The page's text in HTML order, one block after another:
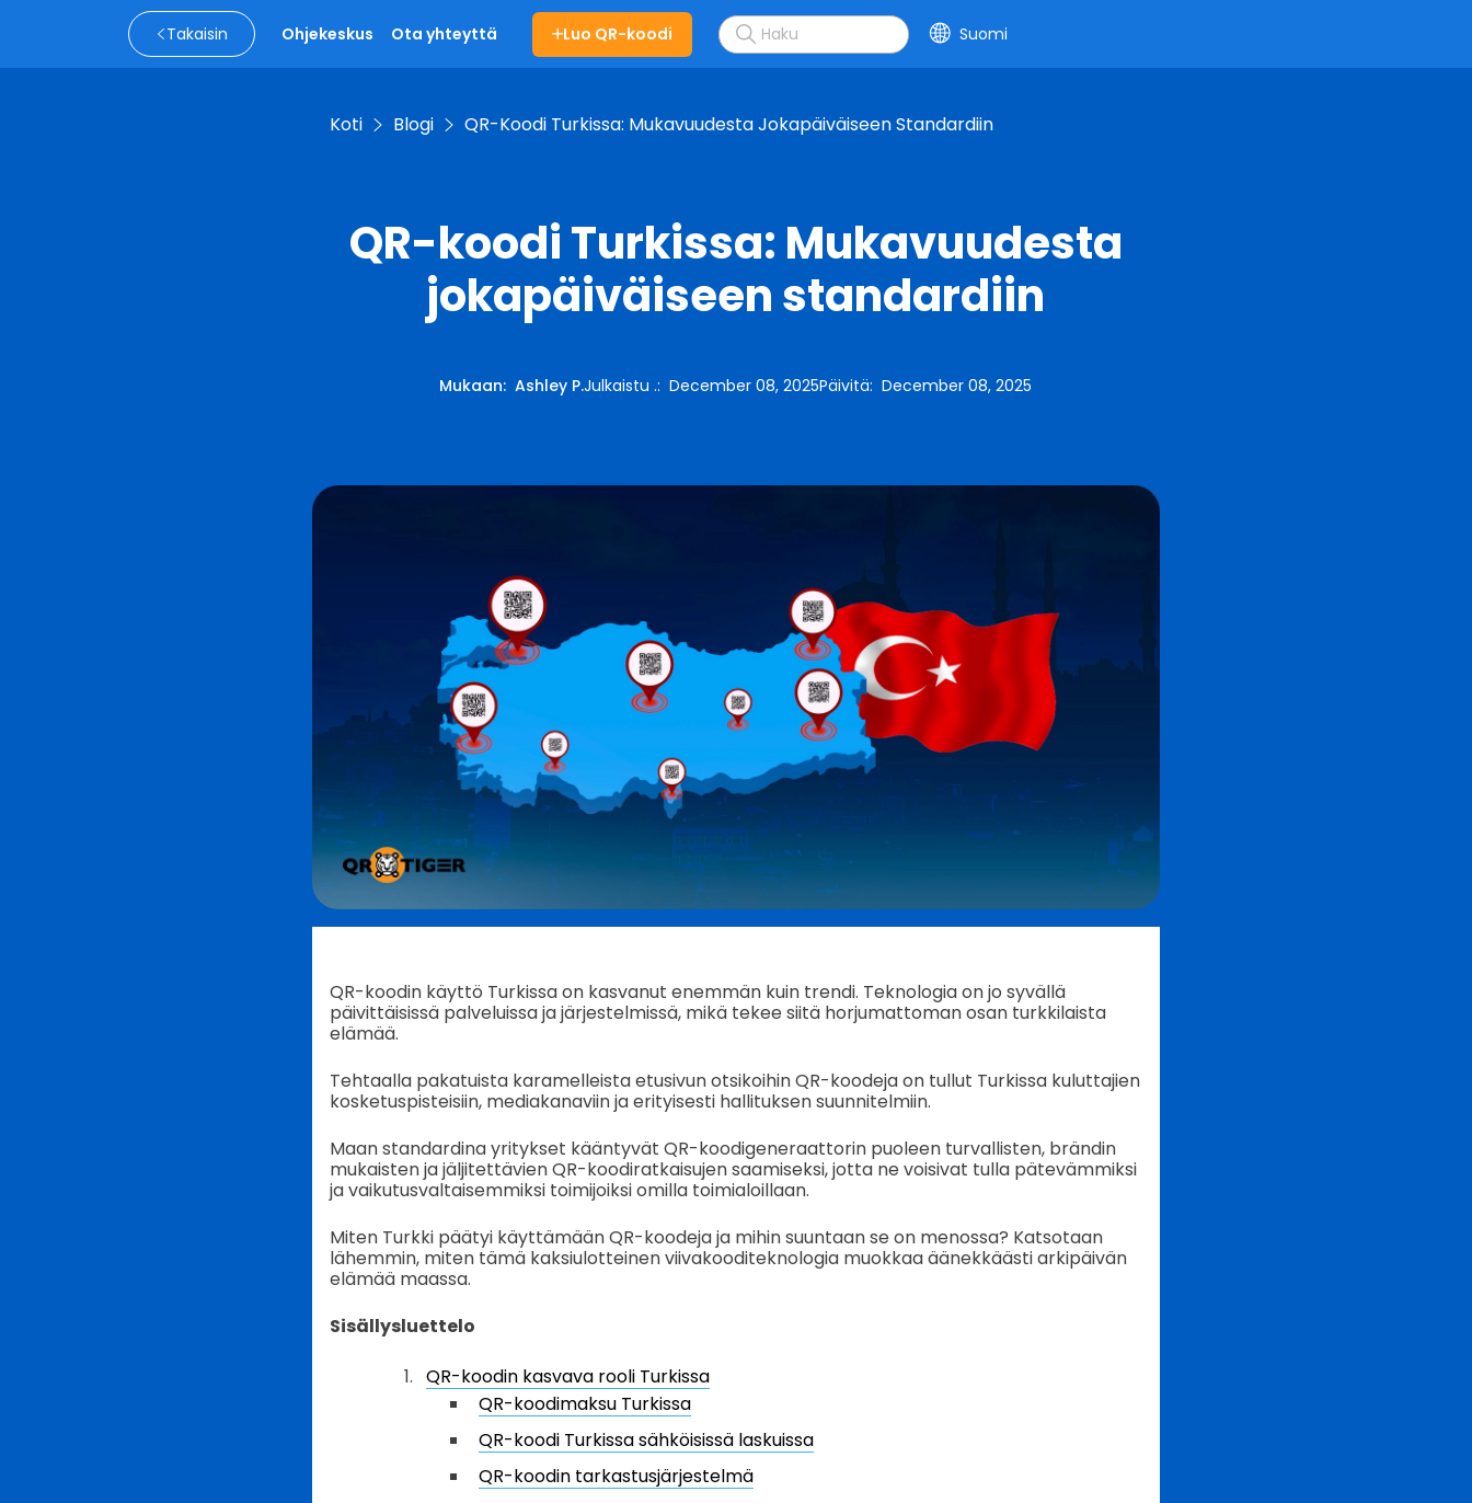
Takaisin Ohjekeskus Ota yhteyttä Luo QR-koodi Suomi
Koti Blogi QR-Koodi Turkissa: Mukavuudesta Jokapäiväiseen Standardiin
QR-koodi Turkissa: Mukavuudesta
jokapäiväiseen standardiin
Mukaan:Ashley P.Julkaistu .:December 08, 2025Päivitä:December 08, 2025
QR-koodin käyttö Turkissa on kasvanut enemmän kuin trendi. Teknologia on jo syvällä
päivittäisissä palveluissa ja järjestelmissä, mikä tekee siitä horjumattoman osan turkkilaista
elämää.
Tehtaalla pakatuista karamelleista etusivun otsikoihin QR-koodeja on tullut Turkissa kuluttajien
kosketuspisteisiin, mediakanaviin ja erityisesti hallituksen suunnitelmiin.
Maan standardina yritykset kääntyvät QR-koodigeneraattorin puoleen turvallisten, brändin
mukaisten ja jäljitettävien QR-koodiratkaisujen saamiseksi, jotta ne voisivat tulla pätevämmiksi
ja vaikutusvaltaisemmiksi toimijoiksi omilla toimialoillaan.
Miten Turkki päätyi käyttämään QR-koodeja ja mihin suuntaan se on menossa? Katsotaan
lähemmin, miten tämä kaksiulotteinen viivakooditeknologia muokkaa äänekkäästi arkipäivän
elämää maassa.
Sisällysluettelo
QR-koodin kasvava rooli Turkissa
QR-koodimaksu Turkissa
QR-koodi Turkissa sähköisissä laskuissa
QR-koodin tarkastusjärjestelmä